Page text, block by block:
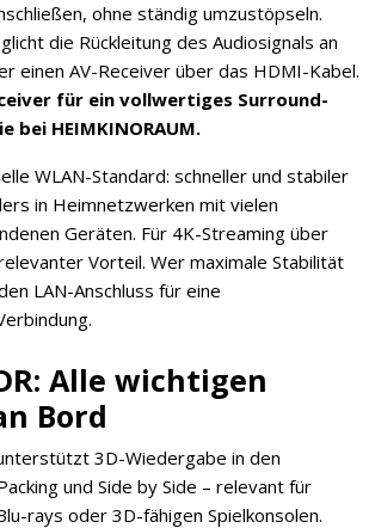
ohne ständig umzustöpseln.
die Rückleitung des Audiosignals an
einen AV-Receiver über das HDMI-Kabel.
für ein vollwertiges Surround-
bei HEIMKINORAUM.
WLAN-Standard: schneller und stabiler
in Heimnetzwerken mit vielen
Geräten. Für 4K-Streaming über
Vorteil. Wer maximale Stabilität
LAN-Anschluss für eine
Alle wichtigen
Bord
3D-Wiedergabe in den
und Side by Side – relevant für
rays oder 3D-fähigen Spielkonsolen.